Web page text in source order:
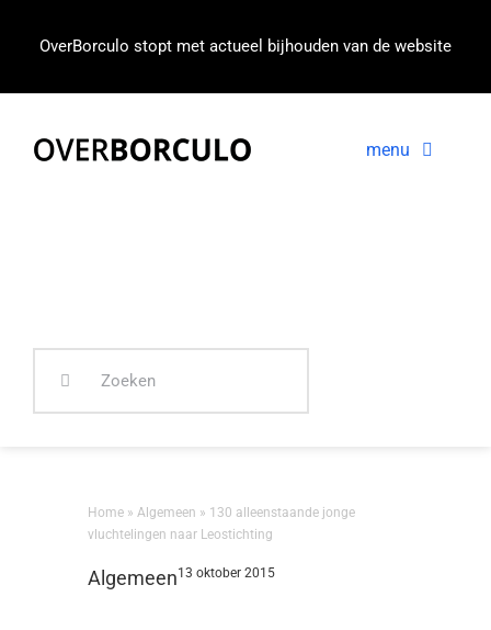
OverBorculo stopt met actueel bijhouden van de website
menu
Home »Algemeen » 130 alleenstaande jonge
vluchtelingen naar Leostichting
Algemeen13 oktober 2015